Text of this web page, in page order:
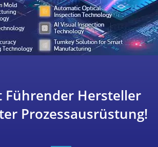
Führender Hersteller
Prozessausrüstung!